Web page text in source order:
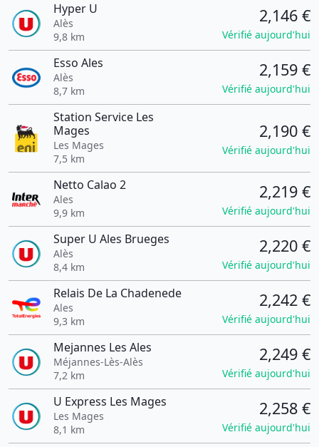
Hyper U
Alès
9,8 km
2,146 €
Vérifié aujourd'hui
Esso Ales
Alès
8,7 km
2,159 €
Vérifié aujourd'hui
Station Service Les
Mages
Les Mages
7,5 km
2,190 €
Vérifié aujourd'hui
Netto Calao 2
Ales
9,9 km
2,219 €
Vérifié aujourd'hui
Super U Ales Brueges
Alès
8,4 km
2,220 €
Vérifié aujourd'hui
Relais De La Chadenede
Ales
9,3 km
2,242 €
Vérifié aujourd'hui
Mejannes Les Ales
Méjannes-Lès-Alès
7,2 km
2,249 €
Vérifié aujourd'hui
U Express Les Mages
Les Mages
8,1 km
2,258 €
Vérifié aujourd'hui